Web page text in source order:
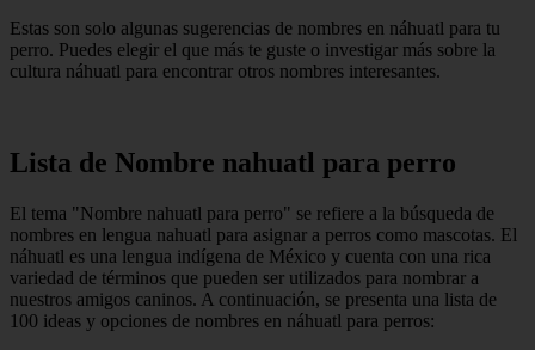
Estas son solo algunas sugerencias de nombres en náhuatl para tu
perro. Puedes elegir el que más te guste o investigar más sobre la
cultura náhuatl para encontrar otros nombres interesantes.
Lista de Nombre nahuatl para perro
El tema "Nombre nahuatl para perro" se refiere a la búsqueda de
nombres en lengua nahuatl para asignar a perros como mascotas. El
náhuatl es una lengua indígena de México y cuenta con una rica
variedad de términos que pueden ser utilizados para nombrar a
nuestros amigos caninos. A continuación, se presenta una lista de
100 ideas y opciones de nombres en náhuatl para perros: